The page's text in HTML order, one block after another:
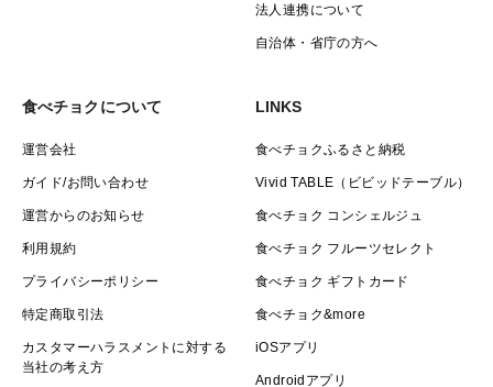
法人連携について
自治体・省庁の方へ
食べチョクについて
運営会社
ガイド/お問い合わせ
運営からのお知らせ
利用規約
プライバシーポリシー
特定商取引法
カスタマーハラスメントに対する
当社の考え方
LINKS
食べチョクふるさと納税
Vivid TABLE（ビビッドテーブル）
食べチョク コンシェルジュ
食べチョク フルーツセレクト
食べチョク ギフトカード
食べチョク&more
iOSアプリ
Androidアプリ